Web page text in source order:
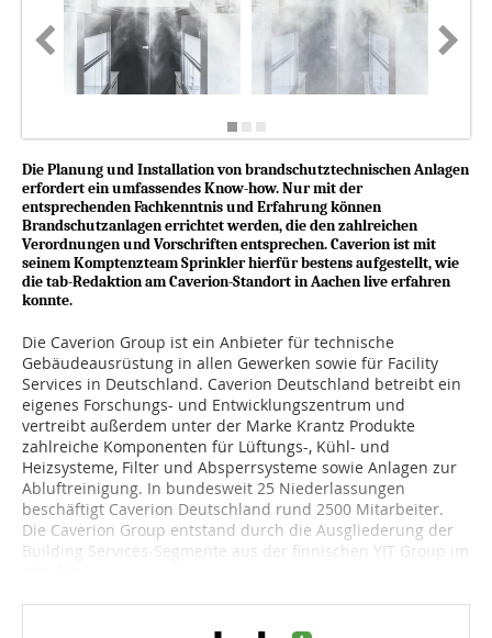
Die Planung und Installation von brandschutztechnischen Anlagen
erfordert ein um­fassendes Know-how. Nur mit der
entsprechenden Fachkenntnis und Erfahrung können
Brandschutzanlagen errichtet werden, die den zahlreichen
Verordnungen und Vorschriften entsprechen. Caverion ist mit
seinem Komptenzteam Sprinkler hierfür bestens aufgestellt, wie
die tab-Redaktion am Caverion-Standort in Aachen live erfahren
konnte.
Die Caverion Group ist ein Anbieter für technische
Gebäudeausrüstung in allen Gewerken sowie für Facility
Services in Deutschland. Caverion Deutschland betreibt ein
eigenes Forschungs- und Entwicklungszentrum und
vertreibt außerdem unter der Marke Krantz Produkte
zahlreiche Komponenten für Lüftungs-, Kühl- und
Heizsysteme, Filter und Absperrsysteme sowie Anlagen zur
Abluftreinigung. In bundesweit 25 Niederlassungen
beschäftigt Caverion Deutschland rund 2500 Mitarbeiter.
Die Caverion Group entstand durch die Ausgliederung der
Building Services-Segmente aus der finnischen YIT Group im